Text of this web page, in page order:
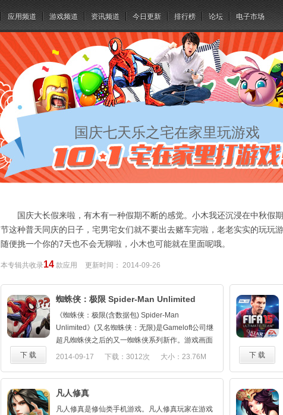
应用频道 游戏频道 资讯频道 今日更新 排行榜 论坛 电子市场
国庆七天乐之宅在家里玩游戏
国庆大长假来啦，有木有一种假期不断的感觉。小木我还沉浸在中秋假
节这种普天同庆的日子，宅男宅女们就不要出去赌车完啦，老老实实的玩玩
随便挑一个你的7天也不会无聊啦，小木也可能就在里面呢哦。
本专辑共收录14 款应用 更新时间： 2014-09-26
蜘蛛侠：极限 Spider-Man Unlimited
《蜘蛛侠：极限(含数据包) Spider-Man
Unlimited》(又名蜘蛛侠：无限)是Gameloft公司继
超凡蜘蛛侠之后的又一蜘蛛侠系列新作。游戏画面
标准的美漫风格，与对蜘蛛侠专属故事情节的生动
将又是一场饕餮盛宴。而游戏主要讲述了邪恶六人
组打开了一道时空裂缝后，各个时空的蜘蛛侠纷纷
2014-09-17 下载：3012次 大小：23.76M
下 载 下 载
凡人修真
凡人修真是修仙类手机游戏。凡人修真玩家在游戏